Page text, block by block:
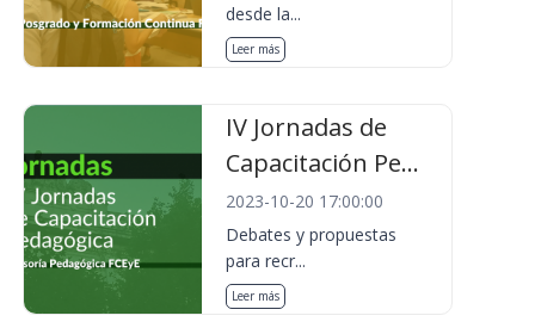
desde la...
Leer más
IV Jornadas de
Capacitación Pe...
2023-10-20 17:00:00
Debates y propuestas
para recr...
Leer más